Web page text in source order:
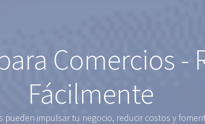
Comercios -
Fácilmente
pueden impulsar tu negocio, reducir costos y